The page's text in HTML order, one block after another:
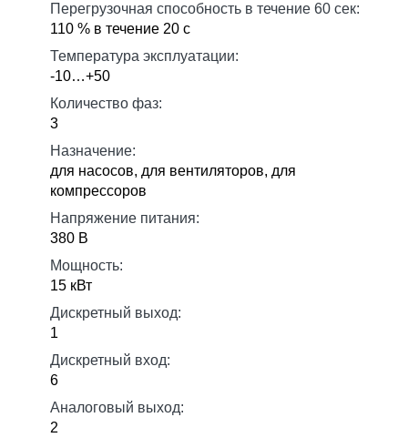
Перегрузочная способность в течение 60 сек:
110 % в течение 20 с
Температура эксплуатации:
-10…+50
Количество фаз:
3
Назначение:
для насосов, для вентиляторов, для
компрессоров
Напряжение питания:
380 В
Мощность:
15 кВт
Дискретный выход:
1
Дискретный вход:
6
Аналоговый выход:
2